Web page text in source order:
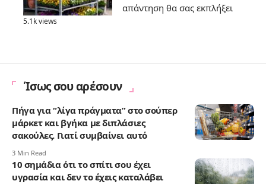
απάντηση θα σας εκπλήξει
5.1k views
Ίσως σου αρέσουν
Πήγα για “λίγα πράγματα” στο σούπερ
μάρκετ και βγήκα με διπλάσιες
σακούλες. Γιατί συμβαίνει αυτό
3 Min Read
10 σημάδια ότι το σπίτι σου έχει
υγρασία και δεν το έχεις καταλάβει